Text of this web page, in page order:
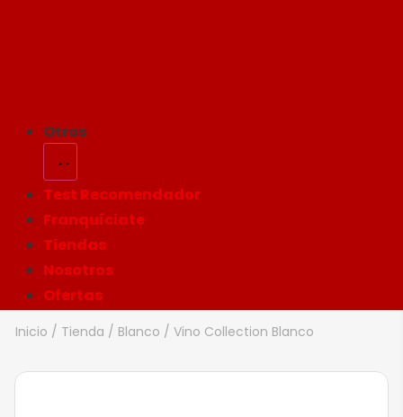
Otros
Test Recomendador
Franquíciate
Tiendas
Nosotros
Ofertas
Inicio / Tienda / Blanco / Vino Collection Blanco